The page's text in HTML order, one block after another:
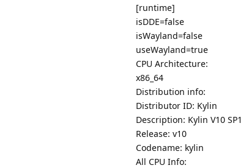
[runtime]
isDDE=false
isWayland=false
useWayland=true
CPU Architecture:
x86_64
Distribution info:
Distributor ID: Kylin
Description: Kylin V10 SP1
Release: v10
Codename: kylin
All CPU Info: